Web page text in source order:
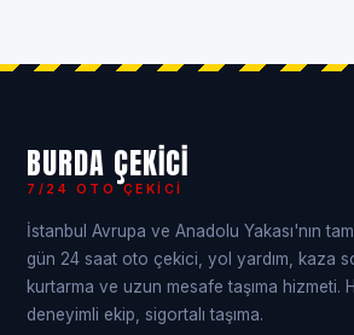
BURDA ÇEKICI
7/24 OTO ÇEKICI
İstanbul Avrupa ve Anadolu Yakası'nın
gün 24 saat oto çekici, yol yardım, kaza
kurtarma ve uzun mesafe taşıma hizmeti.
deneyimli ekip, sigortalı taşıma.